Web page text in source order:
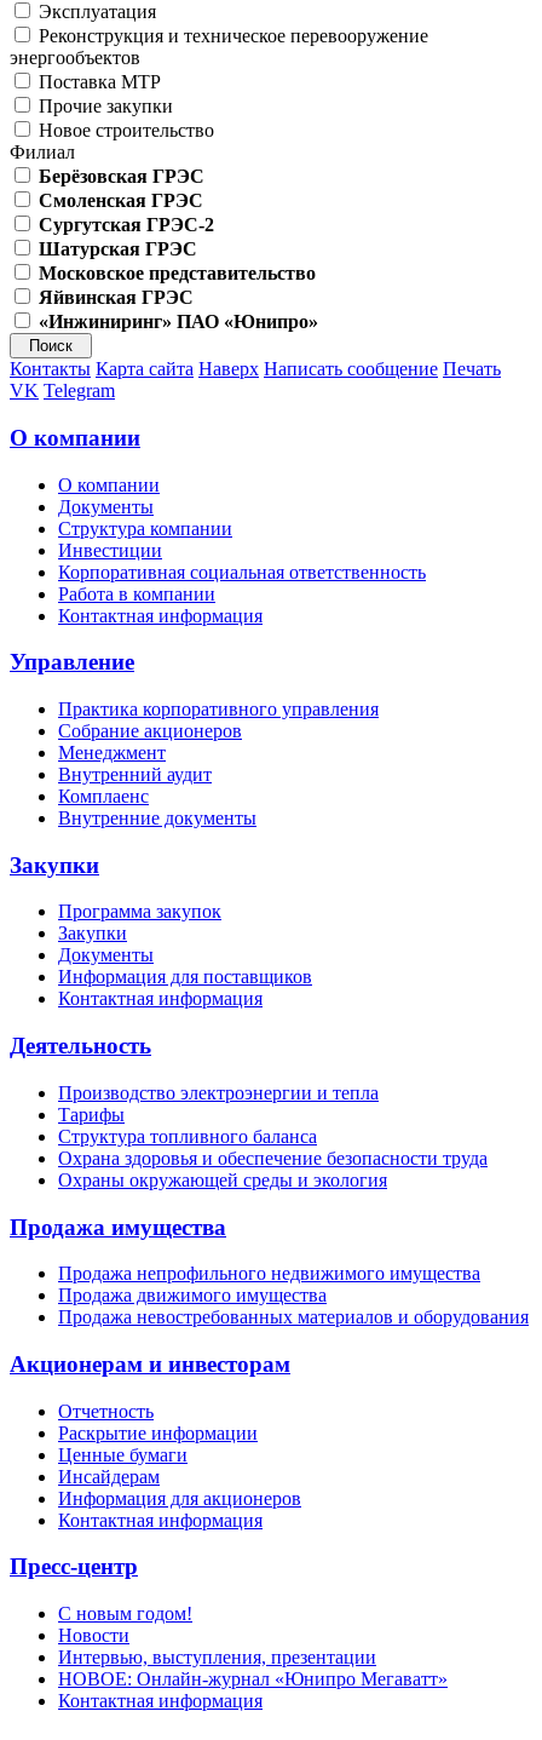
Эксплуатация
Реконструкция и техническое перевооружение
энергообъектов
Поставка МТР
Прочие закупки
Новое строительство
Филиал
Берёзовская ГРЭС
Смоленская ГРЭС
Сургутская ГРЭС-2
Шатурская ГРЭС
Московское представительство
Яйвинская ГРЭС
«Инжиниринг» ПАО «Юнипро»
Контакты Карта сайта Наверх Написать сообщение Печать
VK Telegram
О компании
О компании
Документы
Структура компании
Инвестиции
Корпоративная социальная ответственность
Работа в компании
Контактная информация
Управление
Практика корпоративного управления
Собрание акционеров
Менеджмент
Внутренний аудит
Комплаенс
Внутренние документы
Закупки
Программа закупок
Закупки
Документы
Информация для поставщиков
Контактная информация
Деятельность
Производство электроэнергии и тепла
Тарифы
Структура топливного баланса
Охрана здоровья и обеспечение безопасности труда
Охраны окружающей среды и экология
Продажа имущества
Продажа непрофильного недвижимого имущества
Продажа движимого имущества
Продажа невостребованных материалов и оборудования
Акционерам и инвесторам
Отчетность
Раскрытие информации
Ценные бумаги
Инсайдерам
Информация для акционеров
Контактная информация
Пресс-центр
С новым годом!
Новости
Интервью, выступления, презентации
НОВОЕ: Онлайн-журнал «Юнипро Мегаватт»
Контактная информация